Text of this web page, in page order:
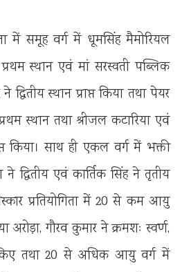
में समूह वर्ग में धूमसिंह मैमोरियल
स्थान एवं मां सरस्वती पब्लिक
स्थान प्राप्त किया तथा पेयर
स्थान तथा श्रीजल कटारिया एवं
किया। साथ ही एकल वर्ग में भक्ती
ने द्वितीय एवं कार्तिक सिंह ने तृतीय
प्रतियोगिता में 20 से कम आयु
अरोड़ा, गौरव कुमार ने क्रमशः स्वर्ण,
किए तथा 20 से अधिक आयु वर्ग में